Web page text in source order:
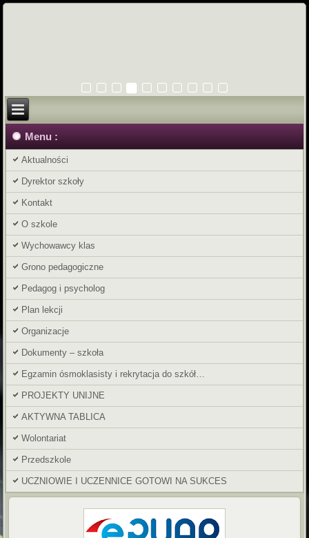
Menu :
Aktualności
Dyrektor szkoły
Kontakt
O szkole
Wychowawcy klas
Grono pedagogiczne
Pedagog i psycholog
Plan lekcji
Organizacje
Dokumenty – szkoła
Egzamin ósmoklasisty i rekrytacja do szkół…
PROJEKTY UNIJNE
AKTYWNA TABLICA
Wolontariat
Przedszkole
UCZNIOWIE I UCZENNICE GOTOWI NA SUKCES